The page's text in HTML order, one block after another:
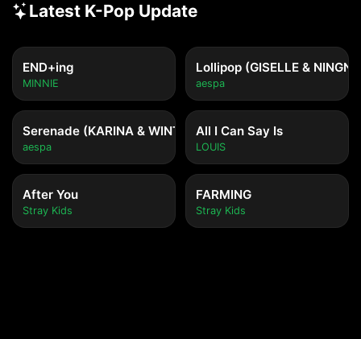
Latest K-Pop Update
END+ing
MINNIE
Lollipop (GISELLE &
aespa
Serenade (KARINA & WINTER)
aespa
All I Can Say Is
LOUIS
After You
Stray Kids
FARMING
Stray Kids